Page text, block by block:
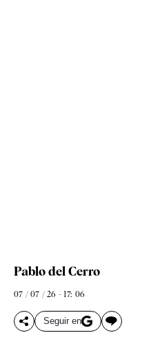
Pablo del Cerro
07 / 07 / 26 - 17: 06
Seguir en